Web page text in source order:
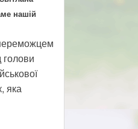
нашій
голови
яка